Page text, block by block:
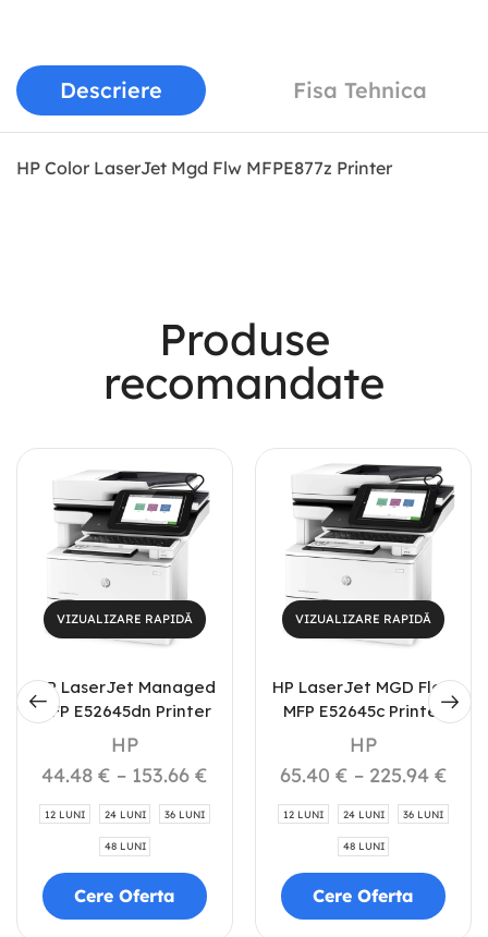
Descriere Fisa Tehnica
HP Color LaserJet Mgd Flw MFPE877z Printer
Powerbank
Shop Now
Produse
recomandate
VIZUALIZARE RAPIDĂ
HP LaserJet Managed
MFP E52645dn Printer
HP
44.48 € – 153.66 €
12 LUNI 24 LUNI 36 LUNI
48 LUNI
Cere Oferta
VIZUALIZARE RAPIDĂ
HP LaserJet MGD Flow
MFP E52645c Printer
HP
65.40 € – 225.94 €
12 LUNI 24 LUNI 36 LUNI
48 LUNI
Cere Oferta